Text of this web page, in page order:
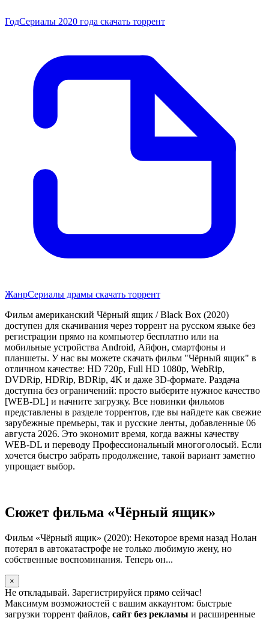
ГодСериалы 2020 года скачать торрент
ЖанрСериалы драмы скачать торрент
Фильм американский Чёрный ящик / Black Box (2020)
доступен для скачивания через торрент на русском языке без
регистрации прямо на компьютер бесплатно или на
мобильные устройства Android, Айфон, смартфоны и
планшеты. У нас вы можете скачать фильм "Чёрный ящик" в
отличном качестве: HD 720p, Full HD 1080p, WebRip,
DVDRip, HDRip, BDRip, 4K и даже 3D-формате. Раздача
доступна без ограничений: просто выберите нужное качество
[WEB-DL] и начните загрузку. Все новинки фильмов
представлены в разделе торрентов, где вы найдете как свежие
зарубежные премьеры, так и русские ленты, добавленные 06
августа 2026. Это экономит время, когда важны качеству
WEB-DL и переводу Профессиональный многоголосый. Если
хочется быстро забрать продолжение, такой вариант заметно
упрощает выбор.
Сюжет фильма «Чёрный ящик»
Фильм «Чёрный ящик» (2020): Некоторое время назад Нолан
потерял в автокатастрофе не только любимую жену, но
собственные воспоминания. Теперь он...
×
Не откладывай. Зарегистрируйся прямо сейчас!
Максимум возможностей с вашим аккаунтом: быстрые
загрузки торрент файлов, сайт без рекламы и расширенные